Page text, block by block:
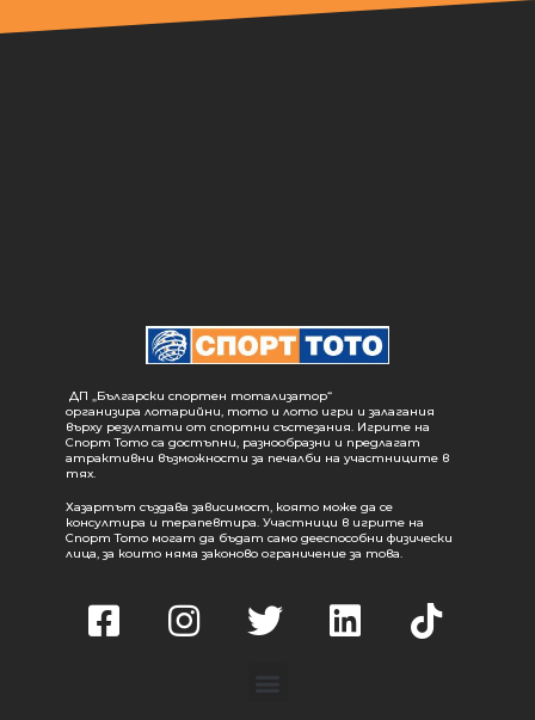
ДП „Български спортен тотализатор“
организира лотарийни, тото и лото игри и залагания
върху резултати от спортни състезания. Игрите на
Спорт Тото са достъпни, разнообразни и предлагат
атрактивни възможности за печалби на участниците в
тях.
Хазартът създава зависимост, която може да се
консултира и терапевтира. Участници в игрите на
Спорт Тото могат да бъдат само дееспособни физически
лица, за които няма законово ограничение за това.